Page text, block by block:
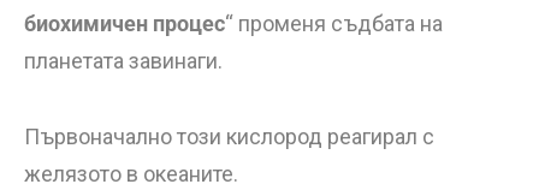
биохимичен процес“ променя съдбата на
планетата завинаги.
Първоначално този кислород реагирал с
желязото в океаните.